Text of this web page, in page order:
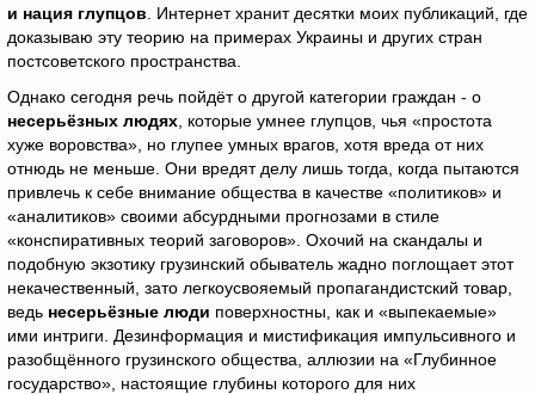
и нация глупцов . Интернет хранит десятки моих публикаций, где
доказываю эту теорию на примерах Украины и других стран
постсоветского пространства.
Однако сегодня речь пойдёт о другой категории граждан - о
несерьёзных людях , которые умнее глупцов, чья «простота
хуже воровства», но глупее умных врагов, хотя вреда от них
отнюдь не меньше. Они вредят делу лишь тогда, когда пытаются
привлечь к себе внимание общества в качестве «политиков» и
«аналитиков» своими абсурдными прогнозами в стиле
«конспиративных теорий заговоров». Охочий на скандалы и
подобную экзотику грузинский обыватель жадно поглощает этот
некачественный, зато легкоусвояемый пропагандистский товар,
ведь несерьёзные люди поверхностны, как и «выпекаемые»
ими интриги. Дезинформация и мистификация импульсивного и
разобщённого грузинского общества, аллюзии на «Глубинное
государство», настоящие глубины которого для них